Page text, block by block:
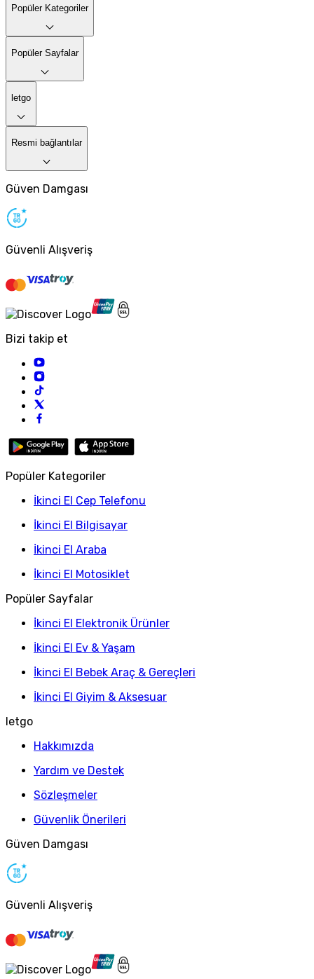
Popüler Kategoriler
Popüler Sayfalar
letgo
Resmi bağlantılar
Güven Damgası
Güvenli Alışveriş
Bizi takip et
Popüler Kategoriler
İkinci El Cep Telefonu
İkinci El Bilgisayar
İkinci El Araba
İkinci El Motosiklet
Popüler Sayfalar
İkinci El Elektronik Ürünler
İkinci El Ev & Yaşam
İkinci El Bebek Araç & Gereçleri
İkinci El Giyim & Aksesuar
letgo
Hakkımızda
Yardım ve Destek
Sözleşmeler
Güvenlik Önerileri
Güven Damgası
Güvenli Alışveriş